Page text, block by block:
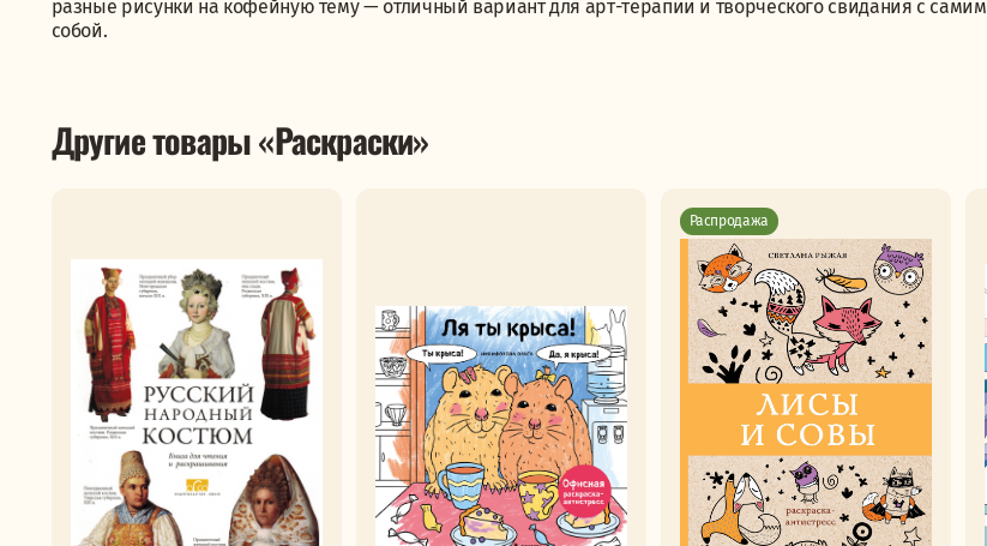
разные рисунки на кофейную тему — отличный вариант для арт-терапии и творческого свидания с самим
собой.
Другие товары «Раскраски»
Распродажа